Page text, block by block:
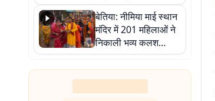
जैसमीन लंबोरिया का बड़ा
बयान
बेतिया: नीमिया माई स्थान
मंदिर में 201 महिलाओं ने
निकाली भव्य कलश
शोभायात्रा, शिवलिंग
प्राण-प्रतिष्ठा महोत्सव
शुरू